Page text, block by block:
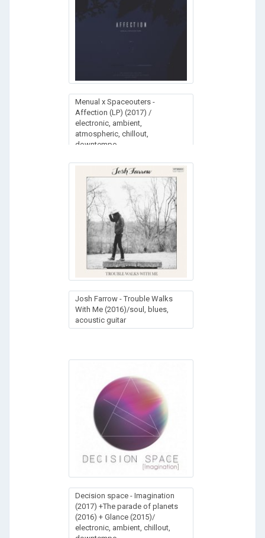
Menual x Spaceouters -
Affection (LP) (2017) /
electronic, ambient,
atmospheric, chillout,
downtempo
Josh Farrow - Trouble Walks
With Me (2016)/soul, blues,
acoustic guitar
Decision space - Imagination
(2017) +The parade of planets
(2016) + Glance (2015)/
electronic, ambient, chillout,